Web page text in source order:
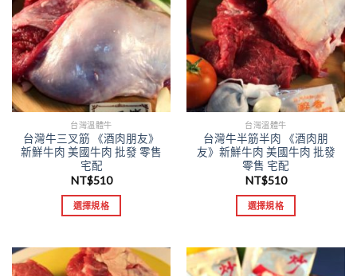
台灣溫體牛
台灣牛三叉筋 《酒肉朋友》
新鮮牛肉 美國牛肉 批發 零售
宅配
NT$510
選擇規格
台灣溫體牛
台灣牛半筋半肉 《酒肉朋
友》新鮮牛肉 美國牛肉 批發
零售 宅配
NT$510
選擇規格